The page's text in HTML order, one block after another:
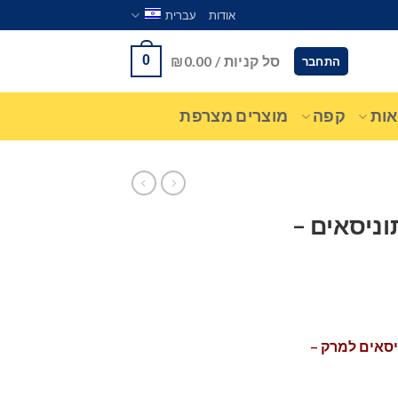
אודות עברית
התחבר סל קניות / ₪0.00
0
קפה מוצרים מצרפת
–
למרק –